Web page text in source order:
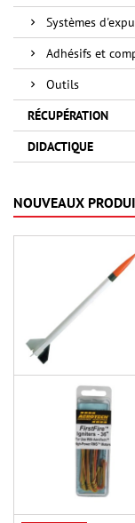
Systèmes
Adhésifs et
Outils
RÉCUPÉRATION
DIDACTIQUE
NOUVEAUX